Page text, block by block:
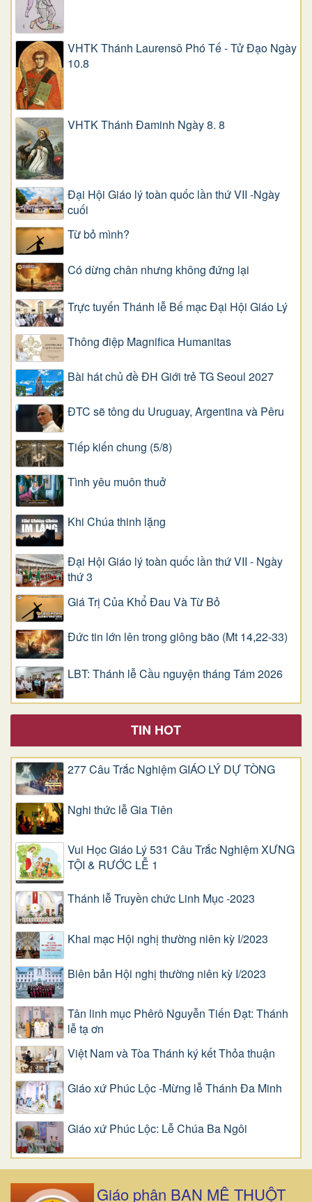
VHTK Thánh Laurensô Phó Tế - Tử Đạo Ngày
10.8
VHTK Thánh Đaminh Ngày 8. 8
Đại Hội Giáo lý toàn quốc lần thứ VII -Ngày
cuối
Từ bỏ mình?
Có dừng chân nhưng không đứng lại
Trực tuyến Thánh lễ Bế mạc Đại Hội Giáo Lý
Thông điệp Magnifica Humanitas
Bài hát chủ đề ĐH Giới trẻ TG Seoul 2027
ĐTC sẽ tông du Uruguay, Argentina và Pêru
Tiếp kiến chung (5/8)
Tình yêu muôn thuở
Khi Chúa thinh lặng
Đại Hội Giáo lý toàn quốc lần thứ VII - Ngày
thứ 3
Giá Trị Của Khổ Ðau Và Từ Bỏ
Đức tin lớn lên trong giông bão (Mt 14,22-33)
LBT: Thánh lễ Cầu nguyện tháng Tám 2026
TIN HOT
277 Câu Trắc Nghiệm GIÁO LÝ DỰ TÒNG
Nghi thức lễ Gia Tiên
Vui Học Giáo Lý 531 Câu Trắc Nghiệm XƯNG
TỘI & RƯỚC LỄ 1
Thánh lễ Truyền chức Linh Mục -2023
Khai mạc Hội nghị thường niên kỳ I/2023
Biên bản Hội nghị thường niên kỳ I/2023
Tân linh mục Phêrô Nguyễn Tiến Đạt: Thánh
lễ tạ ơn
Việt Nam và Tòa Thánh ký kết Thỏa thuận
Giáo xứ Phúc Lộc -Mừng lễ Thánh Đa Minh
Giáo xứ Phúc Lộc: Lễ Chúa Ba Ngôi
Giáo phận BAN MÊ THUỘT